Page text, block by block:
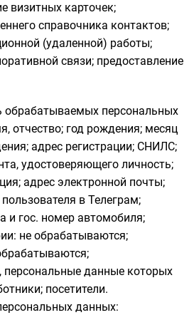
визитных карточек;
справочника контактов;
(удаленной) работы;
связи; предоставление
обрабатываемых персональных
отчество; год рождения; месяц
адрес регистрации; СНИЛС;
удостоверяющего личность;
адрес электронной почты;
в Телеграм;
и гос. номер автомобиля;
не обрабатываются;
персональные данные которых
посетители.
данных: